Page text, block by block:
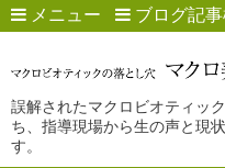
メニュー ブログ記
誤解されたマクロビオティッ
ち、指導現場から生の声と現
す。